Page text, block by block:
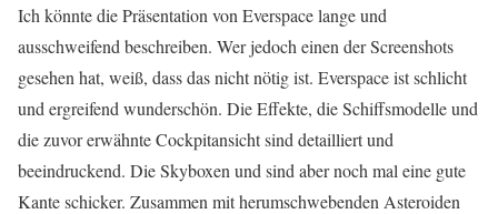
Ich könnte die Präsentation von Everspace lange und
ausschweifend beschreiben. Wer jedoch einen der Screenshots
gesehen hat, weiß, dass das nicht nötig ist. Everspace ist schlicht
und ergreifend wunderschön. Die Effekte, die Schiffsmodelle und
die zuvor erwähnte Cockpitansicht sind detailliert und
beeindruckend. Die Skyboxen und sind aber noch mal eine gute
Kante schicker. Zusammen mit herumschwebenden Asteroiden